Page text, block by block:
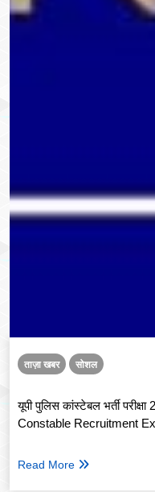
ताज़ा खबर सोशल
यूपी पुलिस कांस्टेबल भर्ती
Constable Recruitment
Read More